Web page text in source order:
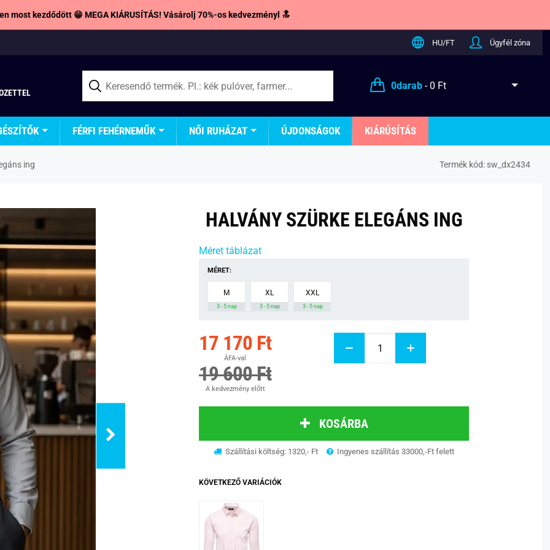
most kezdődött 😁 MEGA KIÁRUSÍTÁS! Vásárolj 70%-os kedvezményl 🔝
HU/FT Ügyfél zóna
0darab- 0 Ft
FÉRFI FEHÉRNEMŰK NŐI RUHÁZAT ÚJDONSÁGOK KIÁRÚSÍTÁS
ing Termék kód: sw_dx2434
HALVÁNY SZÜRKE ELEGÁNS ING
Méret táblázat
MÉRET:
M
3 - 5 nap
XL
3 - 5 nap
XXL
3 - 5 nap
17 170 Ft
ÁFA-val
19 600 Ft
A kedvezmény előtt
KOSÁRBA
Szállítási költség: 1320,- Ft Ingyenes szállítás 33000,-Ft felett
KÖVETKEZŐ VARIÁCIÓK